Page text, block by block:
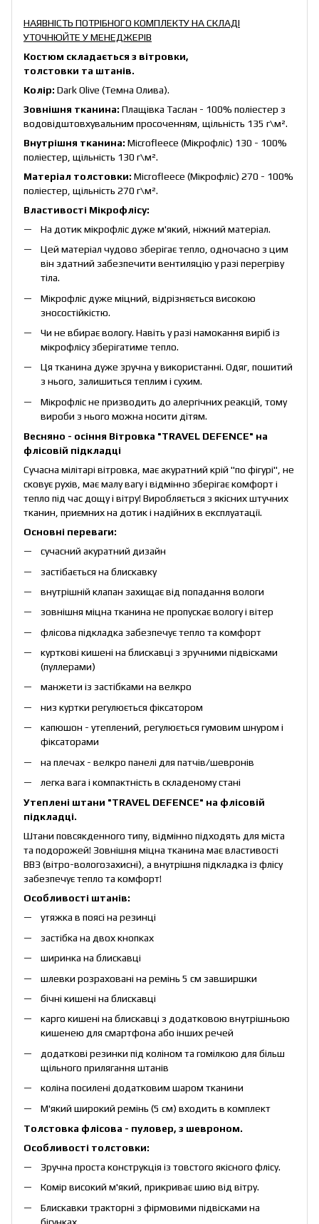
НАЯВНІСТЬ ПОТРІБНОГО КОМПЛЕКТУ НА СКЛАДІ
УТОЧНЮЙТЕ У МЕНЕДЖЕРІВ
Костюм складається з вітровки,
толстовки та штанів.
Колір: Dark Olive (Темна Олива).
Зовнішня тканина: Плащівка Таслан - 100% поліестер з
водовідштовхувальним просоченням, щільність 135 г\м².
Внутрішня тканина: Microfleece (Мікрофліс) 130 - 100%
поліестер, щільність 130 г\м².
Матеріал толстовки: Microfleece (Мікрофліс) 270 - 100%
поліестер, щільність 270 г\м².
Властивості Мікрофлісу:
На дотик мікрофліс дуже м'який, ніжний матеріал.
Цей матеріал чудово зберігає тепло, одночасно з цим
він здатний забезпечити вентиляцію у разі перегріву
тіла.
Мікрофліс дуже міцний, відрізняється високою
зносостійкістю.
Чи не вбирає вологу. Навіть у разі намокання виріб із
мікрофлісу зберігатиме тепло.
Ця тканина дуже зручна у використанні. Одяг, пошитий
з нього, залишиться теплим і сухим.
Мікрофліс не призводить до алергічних реакцій, тому
вироби з нього можна носити дітям.
Весняно - осіння Вітровка "TRAVEL DEFENCE" на
флісовій підкладці
Сучасна мілітарі вітровка, має акуратний крій "по фігурі", не
сковує рухів, має малу вагу і відмінно зберігає комфорт і
тепло під час дощу і вітру! Виробляється з якісних штучних
тканин, приємних на дотик і надійних в експлуатації.
Основні переваги:
сучасний акуратний дизайн
застібається на блискавку
внутрішній клапан захищає від попадання вологи
зовнішня міцна тканина не пропускає вологу і вітер
флісова підкладка забезпечує тепло та комфорт
курткові кишені на блискавці з зручними підвісками
(пуллерами)
манжети із застібками на велкро
низ куртки регулюється фіксатором
капюшон - утеплений, регулюється гумовим шнуром і
фіксаторами
на плечах - велкро панелі для патчів/шевронів
легка вага і компактність в складеному стані
Утеплені штани "TRAVEL DEFENCE" на флісовій
підкладці.
Штани повсякденного типу, відмінно підходять для міста
та подорожей! Зовнішня міцна тканина має властивості
ВВЗ (вітро-вологозахисні), а внутрішня підкладка із флісу
забезпечує тепло та комфорт!
Особливості штанів:
утяжка в поясі на резинці
застібка на двох кнопках
ширинка на блискавці
шлевки розраховані на ремінь 5 см завширшки
бічні кишені на блискавці
карго кишені на блискавці з додатковою внутрішньою
кишенею для смартфона або інших речей
додаткові резинки під коліном та гомілкою для більш
щільного прилягання штанів
коліна посилені додатковим шаром тканини
М'який широкий ремінь (5 см) входить в комплект
Толстовка флісова - пуловер, з шевроном.
Особливості толстовки:
Зручна проста конструкція із товстого якісного флісу.
Комір високий м'який, прикриває шию від вітру.
Блискавки тракторні з фірмовими підвісками на
бігунках.